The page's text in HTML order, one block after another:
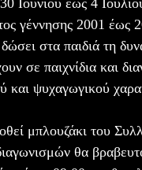
γέννησης 2001 έως
στα παιδιά τη
σε παιχνίδια και
και ψυχαγωγικού
μπλουζάκι του
θα